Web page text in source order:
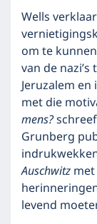
Wells
om te
van de
Jeruzalem
met die
mens?
Grunberg
Auschwitz
levend